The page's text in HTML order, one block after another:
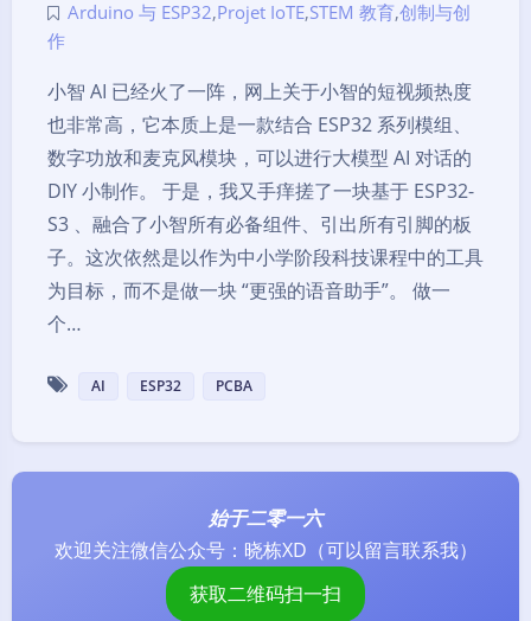
Arduino 与 ESP32,Projet IoTE,STEM 教育,创制与创
作
小智 AI 已经火了一阵，网上关于小智的短视频热度
也非常高，它本质上是一款结合 ESP32 系列模组、
数字功放和麦克风模块，可以进行大模型 AI 对话的
DIY 小制作。 于是，我又手痒搓了一块基于 ESP32-
S3 、融合了小智所有必备组件、引出所有引脚的板
子。这次依然是以作为中小学阶段科技课程中的工具
为目标，而不是做一块 “更强的语音助手”。 做一
个…
AI ESP32 PCBA
始于二零一六
欢迎关注微信公众号： 晓栋XD （可以留言联系我）
获取二维码扫一扫